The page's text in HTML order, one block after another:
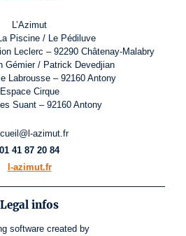
L’Azimut
Piscine / Le Pédiluve
Leclerc – 92290 Châtenay-Malabry
Gémier / Patrick Devedjian
Labrousse – 92160 Antony
Espace Cirque
Suant – 92160 Antony
azimut.fr
01 41 87 20 84
l-azimut.fr
Legal infos
software created by